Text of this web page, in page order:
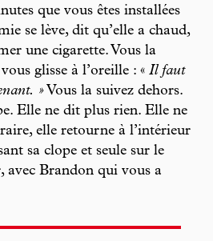
que vous êtes installées
se lève, dit qu’elle a chaud,
une cigarette. Vous la
glisse à l’oreille : « Il faut
» Vous la suivez dehors.
Elle ne dit plus rien. Elle ne
elle retourne à l’intérieur
sa clope et seule sur le
Brandon qui vous a